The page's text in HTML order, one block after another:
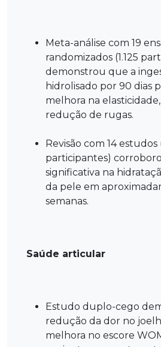
Meta-análise com 19
randomizados (1.125
demonstrou que a
hidrolisado por 90 dias
melhora na
redução de rugas.
Revisão com 14 estudos
participantes)
significativa na
da pele em
semanas.
Saúde articular
Estudo duplo-cego
redução da dor no
melhora no escore